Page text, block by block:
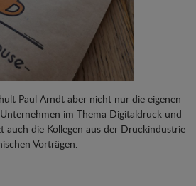
Paul Arndt aber nicht nur die eigenen
im Thema Digitaldruck und
auch die Kollegen aus der Druckindustrie
Vorträgen.